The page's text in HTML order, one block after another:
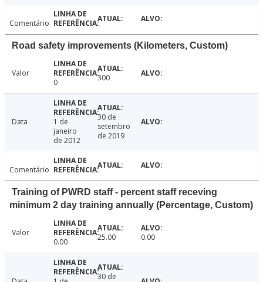
Comentário
Road safety improvements (Kilometers, Custom)
Valor
0
300
Data
1 de
janeiro
de 2012
30 de
setembro
de 2019
Comentário
Training of PWRD staff - percent staff receving
minimum 2 day training annually (Percentage, Custom)
Valor
0.00
25.00 0.00
30 de